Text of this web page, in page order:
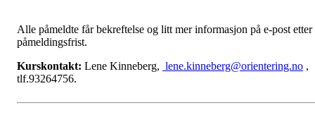
Alle påmeldte får bekreftelse og litt mer informasjon på e-post etter
påmeldingsfrist.
Kurskontakt: Lene Kinneberg, lene.kinneberg@orientering.no ,
tlf.93264756.